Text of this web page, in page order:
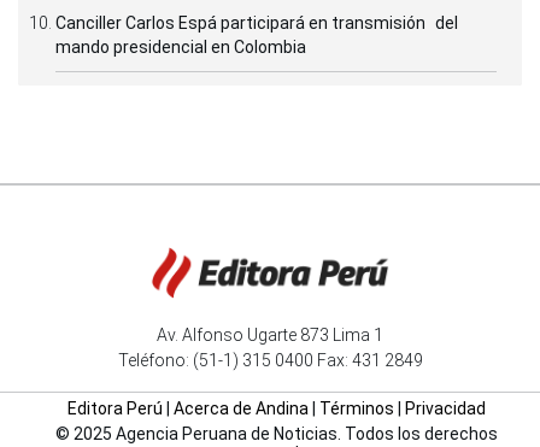
Canciller Carlos Espá participará en transmisión del
mando presidencial en Colombia
Av. Alfonso Ugarte 873 Lima 1
Teléfono: (51-1) 315 0400 Fax: 431 2849
Editora Perú Acerca de Andina Términos
Privacidad
© 2025 Agencia Peruana de Noticias. Todos los derechos